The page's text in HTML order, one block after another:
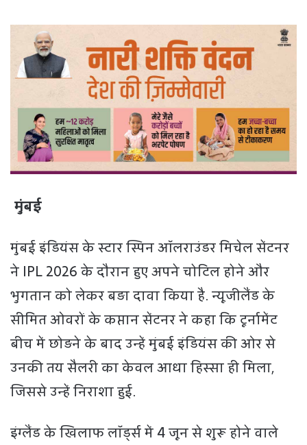
मुंबई
मुंबई इंडियंस के स्टार स्पिन ऑलराउंडर मिचेल सेंटनर
ने IPL 2026 के दौरान हुए अपने चोटिल होने और
भुगतान को लेकर बड़ा दावा किया है. न्यूजीलैंड के
सीमित ओवरों के कप्तान सेंटनर ने कहा कि टूर्नामेंट
बीच में छोड़ने के बाद उन्हें मुंबई इंडियंस की ओर से
उनकी तय सैलरी का केवल आधा हिस्सा ही मिला,
जिससे उन्हें निराशा हुई.
इंग्लैंड के खिलाफ लॉर्ड्स में 4 जून से शुरू होने वाले